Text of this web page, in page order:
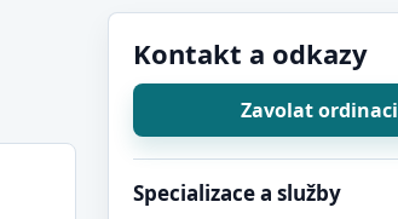
Kontakt a odkazy
Zavolat ordinaci
Specializace a služby